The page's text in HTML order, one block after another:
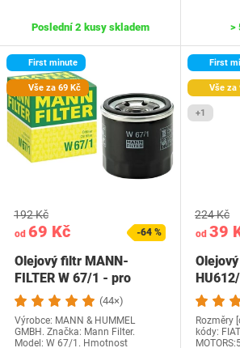
Poslední 2 kusy skladem >
First minute
Vše za 69 Kč
od 69 Kč
192 Kč
-64 %
Olejový filtr MANN-
FILTER W 67/1 - pro
osobní automobily a…
(44×)
Výrobce: MANN & HUMMEL
GMBH. Značka: Mann Filter.
Model: W 67/1. Hmotnost
First
Vše za
+1
od 39
224 Kč
Rozměry
kódy: